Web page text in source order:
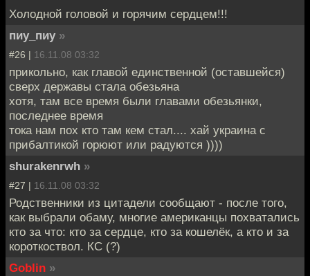
Холодной головой и горячим сердцем!!!
пиу_пиу »
#26 | 16.11.08 03:32
прикольно, как главой единственной (оставшейся)
сверх державы стала обезьяна
хотя, там все время были главами обезьянки,
последнее время
тока нам пох кто там кем стал.... хай украина с
прибалтикой горюют или радуются ))))
shurakenrwh »
#27 | 16.11.08 03:32
Родственники из цитадели сообщают - после того,
как выбрали обаму, многие американцы похватались
кто за что: кто за сердце, кто за кошелёк, а кто и за
короткоствол. КС (?)
Goblin »